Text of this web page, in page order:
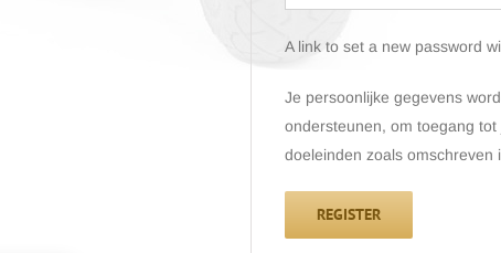
A link to set a new password
Je persoonlijke gegevens
ondersteunen, om toegang
doeleinden zoals omschreven
REGISTER